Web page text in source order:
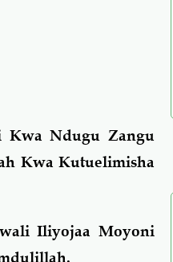
Kwa Ndugu Zangu
Kwa Kutuelimisha
Iliyojaa Moyoni